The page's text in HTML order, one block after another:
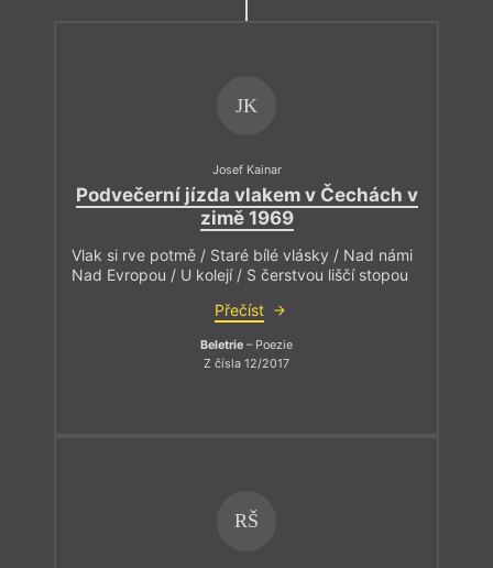
JK
Josef Kainar
Podvečerní jízda vlakem v Čechách v
zimě 1969
Vlak si rve potmě / Staré bílé vlásky / Nad námi
Nad Evropou / U kolejí / S čerstvou liščí stopou
Přečíst
Beletrie – Poezie
Z čísla 12/2017
RŠ